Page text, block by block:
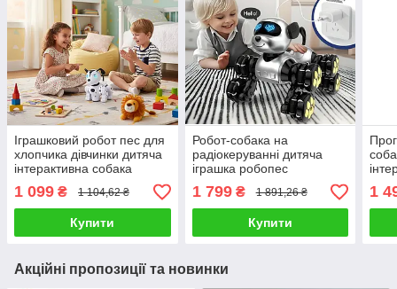
Іграшковий робот пес для
хлопчика дівчинки дитяча
інтерактивна собака
світло звук пісні
1 099 ₴ 1 104,62 ₴
Купити
Робот-собака на
радіокеруванні дитяча
іграшка робопес
світло звук співає танці
їзда 3 кольори
1 799₴ 1 891,26 ₴
Купити
1
Акційні пропозиції та новинки